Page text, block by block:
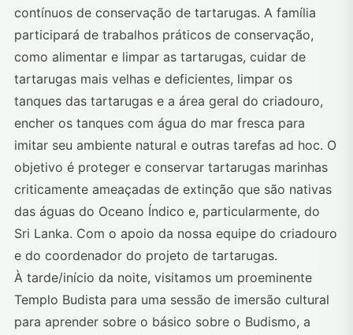
contínuos de conservação de tartarugas. A família
participará de trabalhos práticos de conservação,
como alimentar e limpar as tartarugas, cuidar de
tartarugas mais velhas e deficientes, limpar os
tanques das tartarugas e a área geral do criadouro,
encher os tanques com água do mar fresca para
imitar seu ambiente natural e outras tarefas ad hoc. O
objetivo é proteger e conservar tartarugas marinhas
criticamente ameaçadas de extinção que são nativas
das águas do Oceano Índico e, particularmente, do
Sri Lanka. Com o apoio da nossa equipe do criadouro
e do coordenador do projeto de tartarugas.
À tarde/início da noite, visitamos um proeminente
Templo Budista para uma sessão de imersão cultural
para aprender sobre o básico sobre o Budismo, a